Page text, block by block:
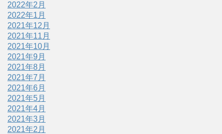
2022年2月
2022年1月
2021年12月
2021年11月
2021年10月
2021年9月
2021年8月
2021年7月
2021年6月
2021年5月
2021年4月
2021年3月
2021年2月